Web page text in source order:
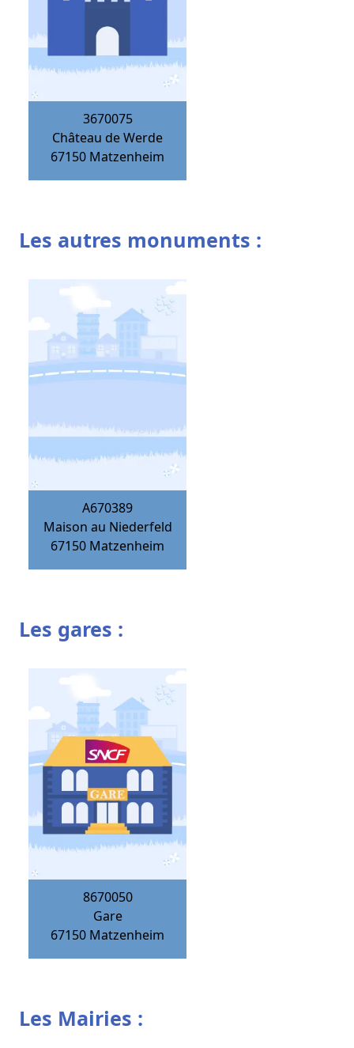
3670075
Château de Werde
67150 Matzenheim
Les autres monuments :
A670389
Maison au Niederfeld
67150 Matzenheim
Les gares :
8670050
Gare
67150 Matzenheim
Les Mairies :